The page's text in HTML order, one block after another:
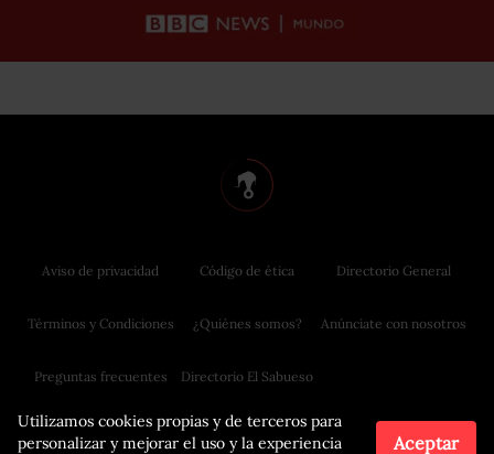
Utilizamos cookies propias y de terceros para
personalizar y mejorar el uso y la experiencia
Aceptar
Aviso de privacidad
Términos y Condiciones
Preguntas frecuentes
Código de ética
¿Quiénes somos?
Directorio El Sabueso
Directorio General
Anúnciate con nosotros